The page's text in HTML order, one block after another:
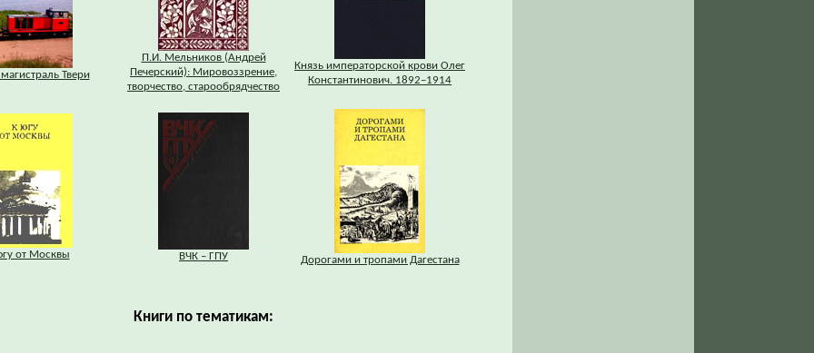
Твери
П.И. Мельников (Андрей
Печерский): Мировоззрение,
творчество, старообрядчество
Князь императорской крови Олег
Константинович. 1892–1914
от Москвы ВЧК – ГПУ Дорогами и тропами Дагестана
Книги по тематикам: